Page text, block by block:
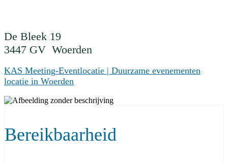
De Bleek 19
3447 GV Woerden
KAS Meeting-Eventlocatie | Duurzame evenementen
locatie in Woerden
Bereikbaarheid